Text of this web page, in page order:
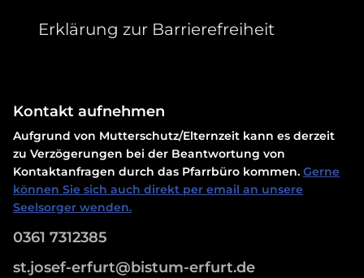
Erklärung zur Barrierefreiheit
Kontakt aufnehmen
Aufgrund von Mutterschutz/Elternzeit kann es derzeit
zu Verzögerungen bei der Beantwortung von
Kontaktanfragen durch das Pfarrbüro kommen. Gerne
können Sie sich auch direkt per email an unsere
Seelsorger wenden.
0361 7312385
st.josef-erfurt@bistum-erfurt.de